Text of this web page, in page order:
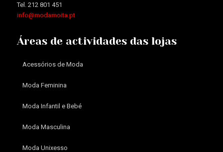
Tel. 212 801 451
info@modamoita.pt
Áreas de actividades das lojas
Acessórios de Moda
Moda Feminina
Moda Infantil e Bebé
Moda Masculina
Moda Unixesso